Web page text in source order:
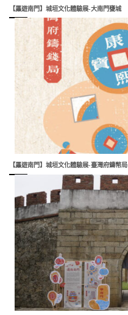
【屭遊南門】城垣文化體驗展-大南門甕城
【屭遊南門】城垣文化體驗展-臺灣府鑄幣局